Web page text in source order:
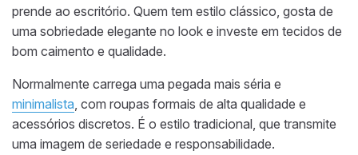
prende ao escritório. Quem tem estilo clássico, gosta de
uma sobriedade elegante no look e investe em tecidos de
bom caimento e qualidade.
Normalmente carrega uma pegada mais séria e
minimalista , com roupas formais de alta qualidade e
acessórios discretos. É o estilo tradicional, que transmite
uma imagem de seriedade e responsabilidade.